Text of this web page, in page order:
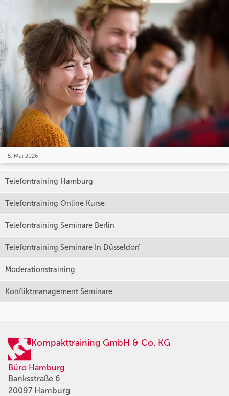
5. Mai 2026
Telefontraining Hamburg
Telefontraining Online Kurse
Telefontraining Seminare Berlin
Telefontraining Seminare In Düsseldorf
Moderationstraining
Konfliktmanagement Seminare
Kompakttraining GmbH & Co. KG
Büro Hamburg
Banksstraße 6
20097 Hamburg